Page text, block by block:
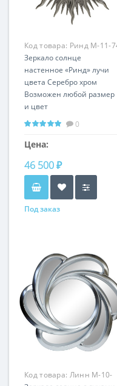
Код товара: Ринд M-11-
Зеркало солнце
настенное «Ринд» лучи
цвета Серебро хром
Возможен любой размер
и цвет
0
Цена:
46 500 ₽
Под заказ
Код товара: Линн M-10-